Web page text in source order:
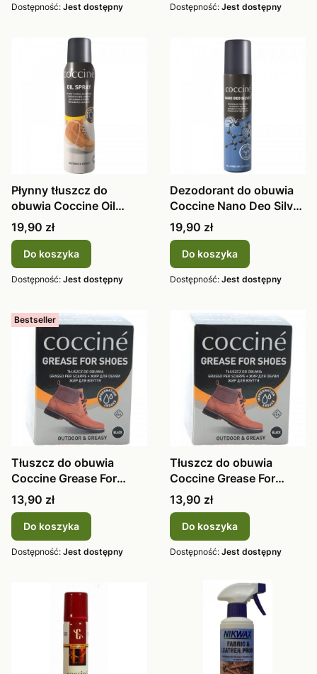
Dostępność: Jest dostępny Dostępność: Jest dostępny
Płynny tłuszcz do
obuwia Coccine Oil
Spray 150ml
Cena
19,90 zł
Do koszyka
Dostępność: Jest dostępny
Dezodorant do obuwia
Coccine Nano Deo Silver
150ml
Cena
19,90 zł
Do koszyka
Dostępność: Jest dostępny
Bestseller
Tłuszcz do obuwia
Coccine Grease For
Shoes neutral
Cena
13,90 zł
Do koszyka
Dostępność: Jest dostępny
Tłuszcz do obuwia
Coccine Grease For
Shoes czarny
Cena
13,90 zł
Do koszyka
Dostępność: Jest dostępny